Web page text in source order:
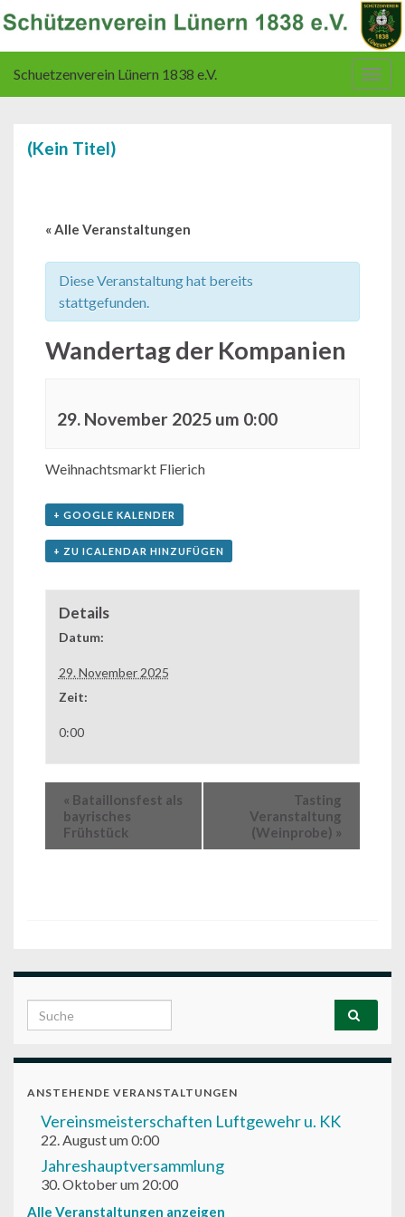
Schuetzenverein Lünern 1838 e.V.
(Kein Titel)
« Alle Veranstaltungen
Diese Veranstaltung hat bereits
stattgefunden.
Wandertag der Kompanien
29. November 2025 um 0:00
Weihnachtsmarkt Flierich
+ GOOGLE KALENDER
+ ZU ICALENDAR HINZUFÜGEN
Details
Datum:
29. November 2025
Zeit:
0:00
« Bataillonsfest als
bayrisches
Frühstück
Tasting
Veranstaltung
(Weinprobe) »
Search for:
ANSTEHENDE VERANSTALTUNGEN
Vereinsmeisterschaften Luftgewehr u. KK
22. August um 0:00
Jahreshauptversammlung
30. Oktober um 20:00
Alle Veranstaltungen anzeigen